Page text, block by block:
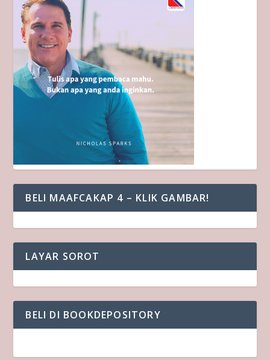
BELI MAAFCAKAP 4 – KLIK GAMBAR!
LAYAR SOROT
BELI DI BOOKDEPOSITORY